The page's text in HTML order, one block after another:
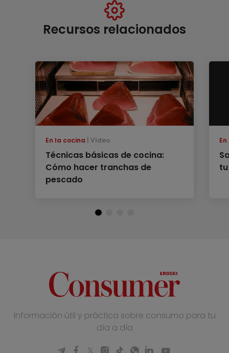
Recursos relacionados
En la cocina Vídeo
Técnicas básicas de cocina:
Cómo hacer tranchas de
pescado
Información útil y práctica sobre consumo para tu
día a día